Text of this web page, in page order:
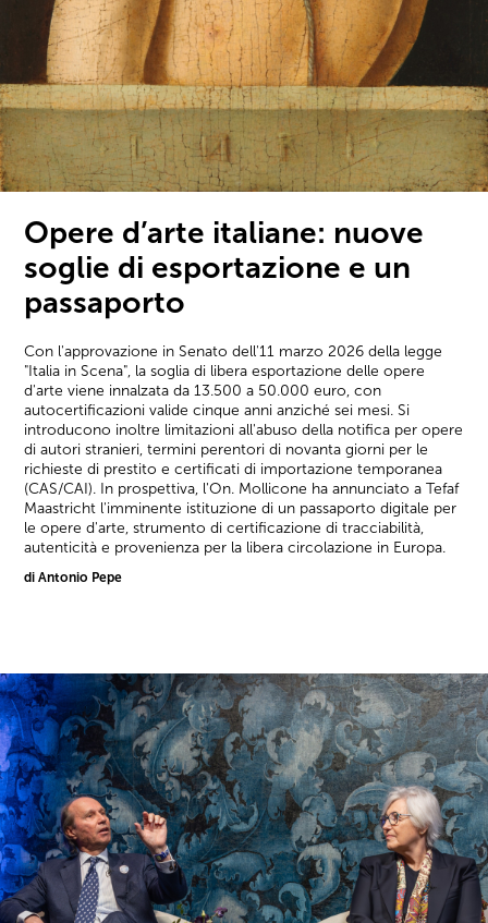
Opere d’arte italiane: nuove
soglie di esportazione e un
passaporto
Con l'approvazione in Senato dell'11 marzo 2026 della legge
"Italia in Scena", la soglia di libera esportazione delle opere
d'arte viene innalzata da 13.500 a 50.000 euro, con
autocertificazioni valide cinque anni anziché sei mesi. Si
introducono inoltre limitazioni all'abuso della notifica per opere
di autori stranieri, termini perentori di novanta giorni per le
richieste di prestito e certificati di importazione temporanea
(CAS/CAI). In prospettiva, l'On. Mollicone ha annunciato a Tefaf
Maastricht l'imminente istituzione di un passaporto digitale per
le opere d'arte, strumento di certificazione di tracciabilità,
autenticità e provenienza per la libera circolazione in Europa.
di Antonio Pepe